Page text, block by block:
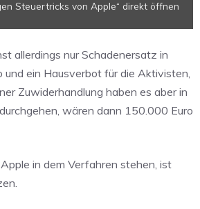
Steuertricks von Apple“ direkt öffnen
allerdings nur Schadenersatz in
und ein Hausverbot für die Aktivisten,
Zuwiderhandlung haben es aber in
wären dann 150.000 Euro
in dem Verfahren stehen, ist